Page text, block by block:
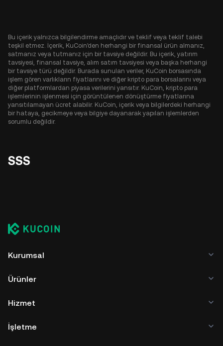
Bu içerik yalnızca bilgilendirme amaçlıdır ve teklif veya teklif talebi
teşkil etmez. İçerik, KuCoin'den herhangi bir finansal ürün almanız,
satmanız veya tutmanız için bir tavsiye değildir. Bu içerik, yatırım
tavsiyesi, finansal tavsiye, alım satım tavsiyesi veya başka herhangi
bir tavsiye türü değildir. Burada sunulan veriler, KuCoin borsasında
işlem gören varlıkların fiyatlarını ve diğer kripto para borsalarını veya
diğer platformlardan piyasa verilerini yansıtır. KuCoin, kripto para
işlemlerinin işlenmesi için görüntülenen dönüştürme fiyatlarına
yansıtılamayan ücret alabilir. KuCoin, içerik veya bilgilerdeki herhangi
bir hataya, gecikmeye veya bilgiye dayanarak yapılan işlemlerden
sorumlu değildir.
SSS
Kurumsal
Ürünler
Hizmet
İşletme